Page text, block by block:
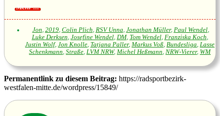
Jon, 2019, Colin Plich, RSV Unna, Jonathan Müller, Paul Wendel,
Luke Derksen, Josefine Wendel, DM, Tom Wendel, Franziska Koch,
Justin Wolf, Jon Knolle, Tatjana Paller, Markus Voß, Bundesliga, Lasse
Schenkmann, Straße, LVM NRW, Michel Heßmann, NRW-Vierer, WM
Permanentlink zu diesem Beitrag: https://radsportbezirk-
westfalen-mitte.de/wordpress/15849/